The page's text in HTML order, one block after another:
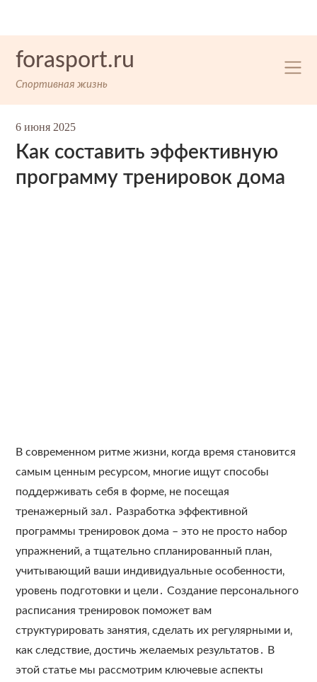
forasport.ru
Спортивная жизнь
6 июня 2025
Как составить эффективную
программу тренировок дома
В современном ритме жизни‚ когда время становится
самым ценным ресурсом‚ многие ищут способы
поддерживать себя в форме‚ не посещая
тренажерный зал․ Разработка эффективной
программы тренировок дома – это не просто набор
упражнений‚ а тщательно спланированный план‚
учитывающий ваши индивидуальные особенности‚
уровень подготовки и цели․ Создание персонального
расписания тренировок поможет вам
структурировать занятия‚ сделать их регулярными и‚
как следствие‚ достичь желаемых результатов․ В
этой статье мы рассмотрим ключевые аспекты